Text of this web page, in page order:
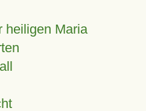
heiligen Maria